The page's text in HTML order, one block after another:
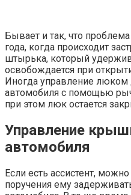
Бывает и так, что
года, когда происходит
штырька, который
освобождается при
Иногда управление люком
автомобиля с помощью
при этом люк остается
Управление
автомобиля
Если есть ассистент,
поручения ему